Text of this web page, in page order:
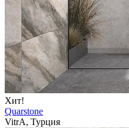
Хит!
Quarstone
VitrA, Турция